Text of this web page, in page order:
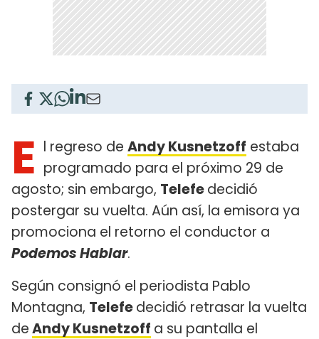
E l regreso de Andy Kusnetzoff estaba
programado para el próximo 29 de
agosto; sin embargo, Telefedecidió
postergar su vuelta. Aún así, la emisora ya
promociona el retorno el conductor a
Podemos Hablar.
Según consignó el periodista Pablo
Montagna, Telefedecidió retrasar la vuelta
deAndy Kusnetzoff a su pantalla el